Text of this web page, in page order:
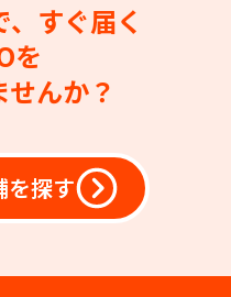
すぐ届く
を
んか？
を探す